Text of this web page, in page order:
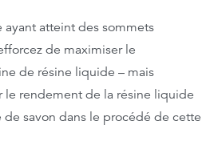
ayant atteint des sommets
de maximiser le
de résine liquide – mais
le rendement de la résine liquide
savon dans le procédé de cette